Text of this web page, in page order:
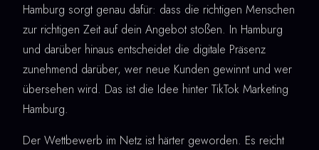
Hamburg sorgt genau dafür: dass die richtigen Menschen
zur richtigen Zeit auf dein Angebot stoßen. In Hamburg
und darüber hinaus entscheidet die digitale Präsenz
zunehmend darüber, wer neue Kunden gewinnt und wer
übersehen wird. Das ist die Idee hinter TikTok Marketing
Hamburg.
Der Wettbewerb im Netz ist härter geworden. Es reicht